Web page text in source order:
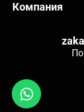
Компания